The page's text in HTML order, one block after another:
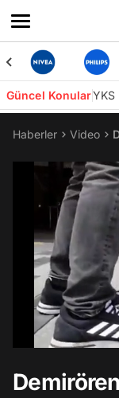
Güncel KonularYKS
Haberler Video
/